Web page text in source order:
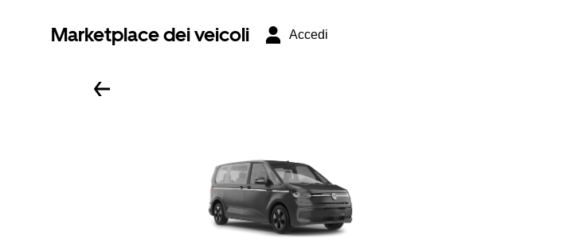
Marketplace dei veicoli Accedi